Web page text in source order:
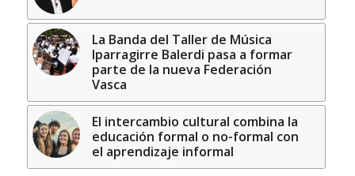
La Banda del Taller de Música
Iparragirre Balerdi pasa a formar
parte de la nueva Federación
Vasca
El intercambio cultural combina la
educación formal o no-formal con
el aprendizaje informal